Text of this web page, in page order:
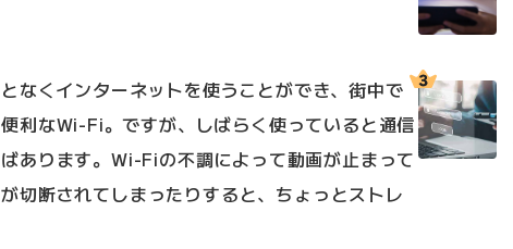
なくインターネットを使うことができ、街中で
利なWi-Fi。ですが、しばらく使っていると通信
あります。Wi-Fiの不調によって動画が止まって
切断されてしまったりすると、ちょっとストレ